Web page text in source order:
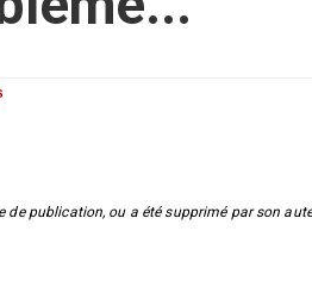
de publication, ou a été supprimé par son